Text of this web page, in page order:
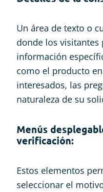
Un área de texto o
donde los
información
como el producto
interesados, las
naturaleza de su
Menús
verificación:
Estos elementos
seleccionar el